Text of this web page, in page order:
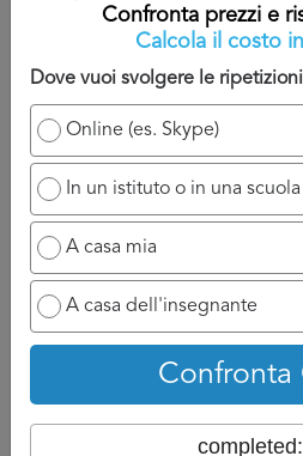
contattato.
la domanda perché il
attimo di tempo per reagire e
Ovviamente se ha a
potrà chiamarvi appena
invece siete nell’attesa di
tempo di attesa un po più lungo
la risposta per Ripetizioni di
Torna su
Confronta prezzi e
Calcola il costo
Dove vuoi svolgere le
Online (es. Skype)
In un istituto o in una scuola
A casa mia
A casa dell'insegnante
Confronta